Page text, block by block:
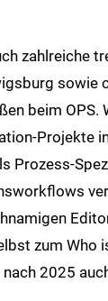
zahlreiche
sowie
beim
Projekte
Prozess-
zum Who
2025